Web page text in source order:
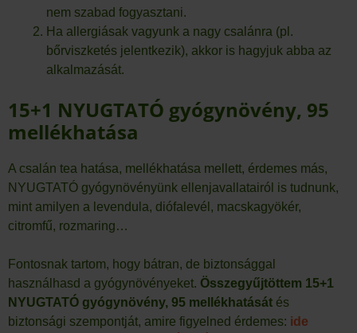
nem szabad fogyasztani.
Ha allergiásak vagyunk a nagy csalánra (pl.
bőrviszketés jelentkezik), akkor is hagyjuk abba az
alkalmazását.
15+1 NYUGTATÓ gyógynövény, 95
mellékhatása
A csalán tea hatása, mellékhatása mellett, érdemes más,
NYUGTATÓ gyógynövényünk ellenjavallatairól is tudnunk,
mint amilyen a levendula, diófalevél, macskagyökér,
citromfű, rozmaring…
Fontosnak tartom, hogy bátran, de biztonsággal
használhasd a gyógynövényeket. Összegyűjtöttem 15+1
NYUGTATÓ gyógynövény, 95 mellékhatását és
biztonsági szempontját, amire figyelned érdemes: ide